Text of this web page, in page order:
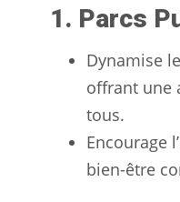
1. Parcs
Dynamise
offrant une
tous.
Encourage
bien-être